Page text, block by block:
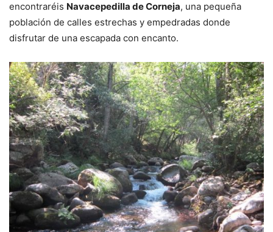
encontraréis Navacepedilla de Corneja, una pequeña
población de calles estrechas y empedradas donde
disfrutar de una escapada con encanto.